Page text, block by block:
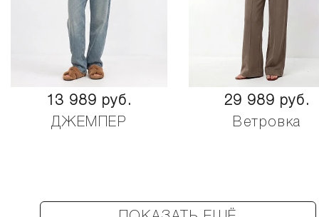
13 989 руб.
ДЖЕМПЕР
29 989 руб.
Ветровка